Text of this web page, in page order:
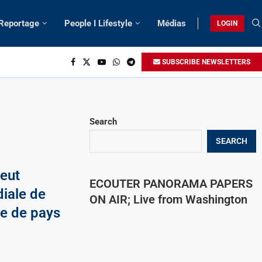
People I Lifestyle Médias LOGIN
SUBSCRIBE NEWSLETTERS
de
de pays
Search
SEARCH
ECOUTER PANORAMA PAPERS
ON AIR; Live from Washington